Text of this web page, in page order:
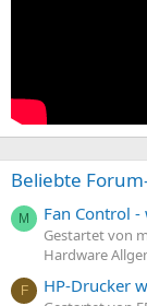
Beliebte
M Fan Control -
Gestartet von
Hardware
F HP-Drucker